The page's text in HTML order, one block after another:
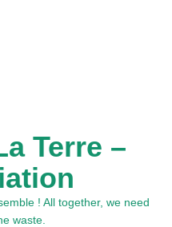
Terre –
! All together, we need
waste.